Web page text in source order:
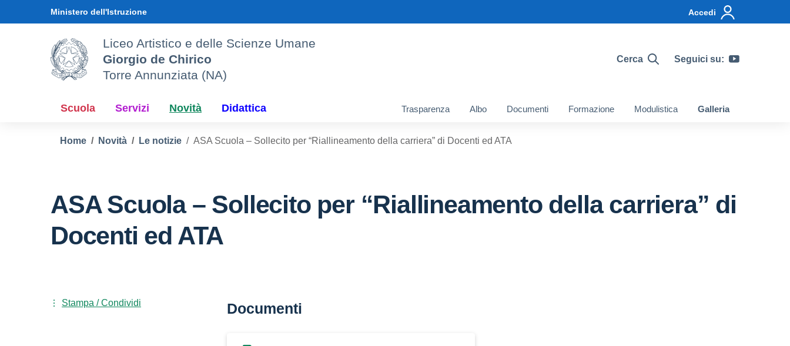
Ministero dell'Istruzione Accedi
Liceo Artistico e delle Scienze Umane
Giorgio de Chirico
Torre Annunziata (NA)
Cerca Seguici su:
Scuola Servizi Novità Didattica Trasparenza Albo Documenti Formazione Modulistica Galleria
Home Novità Le notizie ASA Scuola – Sollecito per “Riallineamento della carriera” di Docenti ed ATA
ASA Scuola – Sollecito per “Riallineamento della carriera” di
Docenti ed ATA
Documenti
Stampa / Condividi